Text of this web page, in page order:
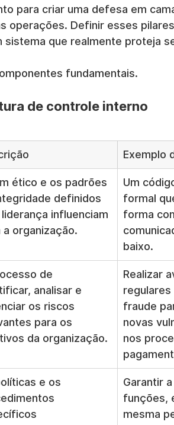
para criar uma defesa em
operações. Definir esses
que realmente proteja
fundamentais.
de controle interno
Exemplo
ético e os padrões
definidos
influenciam
a organização.
Um
formal
forma
baixo.
de
analisar e
os riscos
para os
da organização.
Realizar
fraude
novas
nos
e os
Garantir
funções,
mesma